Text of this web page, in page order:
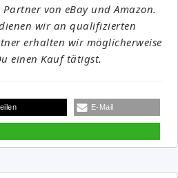
von eBay und Amazon.
wir an qualifizierten
erhalten wir möglicherweise
einen Kauf tätigst.
E-Mail